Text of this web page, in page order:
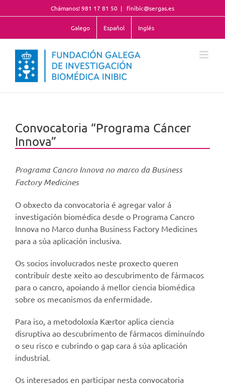
to
Chámanos! 981 17 81 50 | finibic@sergas.es
Galego Español Inglés
Convocatoria “Programa Cáncer
Innova”
Programa Cancro Innova no marco da Business
Factory Medicines
O obxecto da convocatoria é agregar valor á
investigación biomédica desde o Programa Cancro
Innova no Marco dunha Business Factory Medicines
para a súa aplicación inclusiva.
Os socios involucrados neste proxecto queren
contribuír deste xeito ao descubrimento de fármacos
para o cancro, apoiando á mellor ciencia biomédica
sobre os mecanismos da enfermidade.
Para iso, a metodoloxía Kærtor aplica ciencia
disruptiva ao descubrimento de fármacos diminuíndo
o seu risco e cubrindo o gap cara á súa aplicación
industrial.
Os interesados en participar nesta convocatoria